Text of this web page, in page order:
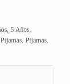
, 5 Años,
Pijamas, Pijamas,